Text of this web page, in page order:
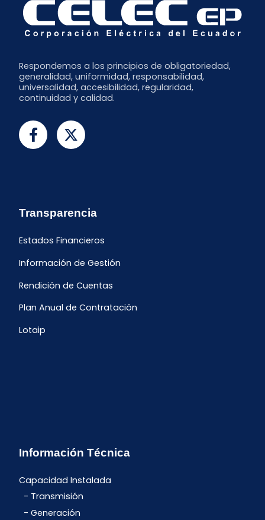
Respondemos a los principios de obligatoriedad,
generalidad, uniformidad, responsabilidad,
universalidad, accesibilidad, regularidad,
continuidad y calidad.
Transparencia
Estados Financieros
Información de Gestión
Rendición de Cuentas
Plan Anual de Contratación
Lotaip
Información Técnica
Capacidad Instalada
Transmisión
Generación